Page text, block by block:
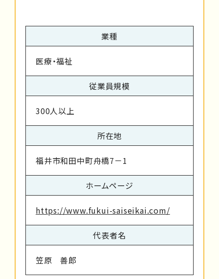
業種
医療・福祉
従業員規模
300人以上
所在地
福井市和田中町舟橋7－1
ホームページ
https://www.fukui-saiseikai.com/
代表者名
笠原 善郎